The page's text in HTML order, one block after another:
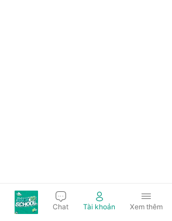
Chat Tài khoản Xem thêm